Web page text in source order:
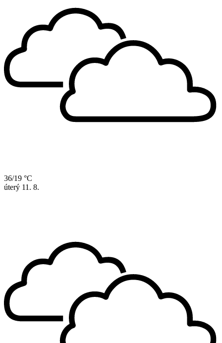
36/19 °C
úterý 11. 8.